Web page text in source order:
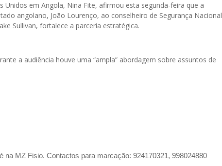
Unidos em Angola, Nina Fite, afirmou esta segunda-feira que a
angolano, João Lourenço, ao conselheiro de Segurança Nacional
Sullivan, fortalece a parceria estratégica.
a audiência houve uma “ampla” abordagem sobre assuntos de
na MZ Fisio. Contactos para marcação: 924170321, 998024880